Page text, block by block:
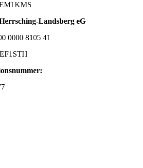
Landsberg eG
0000 8105 41